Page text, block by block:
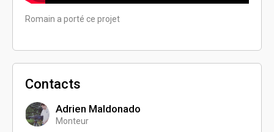
Romain a porté ce projet
Contacts
Adrien Maldonado
Monteur